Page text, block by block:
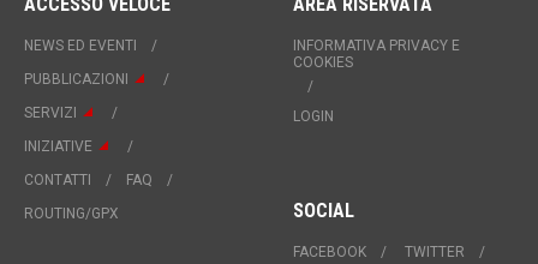
NEWS ED EVENTI
PUBBLICAZIONI
SERVIZI
INIZIATIVE
CONTATTI
FAQ
ROUTING/GPX
INFORMATIVA PRIVACY E
COOKIES
LOGIN
SOCIAL
FACEBOOK TWITTER